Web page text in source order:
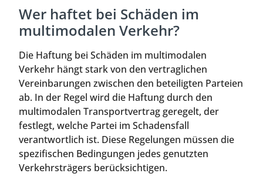
Wer haftet bei Schäden im
multimodalen Verkehr?
Die Haftung bei Schäden im multimodalen
Verkehr hängt stark von den vertraglichen
Vereinbarungen zwischen den beteiligten Parteien
ab. In der Regel wird die Haftung durch den
multimodalen Transportvertrag geregelt, der
festlegt, welche Partei im Schadensfall
verantwortlich ist. Diese Regelungen müssen die
spezifischen Bedingungen jedes genutzten
Verkehrsträgers berücksichtigen.